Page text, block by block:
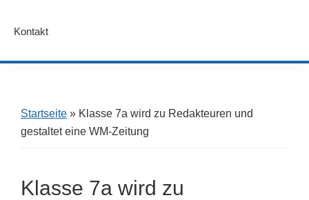
Kontakt
Startseite » Klasse 7a wird zu Redakteuren und
gestaltet eine WM-Zeitung
Klasse 7a wird zu